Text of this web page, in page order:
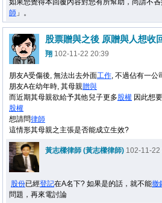
如果您覺得本回覆內容對您有所幫助，尚請不
師 」。
翔 102-11-22 20:39
朋友A受傷後, 無法出去外面工作, 不過佔有一公
朋友A在幼年時, 其母親贈與
而近期其母親欲給予其他兒子更多股權 因此想
股權
想請問律師
這情形其母親之主張是否能成立生效?
黃志樑律師 (黃志樑律師) 102-11-22
股份已經登記在A名下? 如果是的話，就不能撤
問題，再來電討論